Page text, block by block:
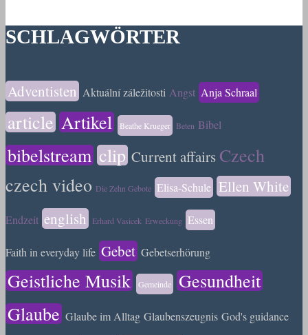
SCHLAGWÖRTER
Adventisten Aktuální záležitosti Angst Anja Schraal
article Artikel Beathe Krueger Beten Bibel
bibelstream clip Current affairs Czech
czech video Die Zehn Gebote Elisa-Schule Ellen White
Endzeit english Erhard Vasicek Erweckung Essen
Faith in everyday life Gebet Gebetserhörung
Geistliche Musik Gemeinde
Gesundheit
Glaube Glaube im Alltag Glaubenszeugnis God's guidance